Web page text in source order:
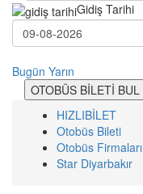
Gidiş Tarihi
Bugün Yarın
OTOBÜS BİLETİ BUL
HIZLIBİLET
Otobüs Bileti
Otobüs Firmaları
Star Diyarbakır